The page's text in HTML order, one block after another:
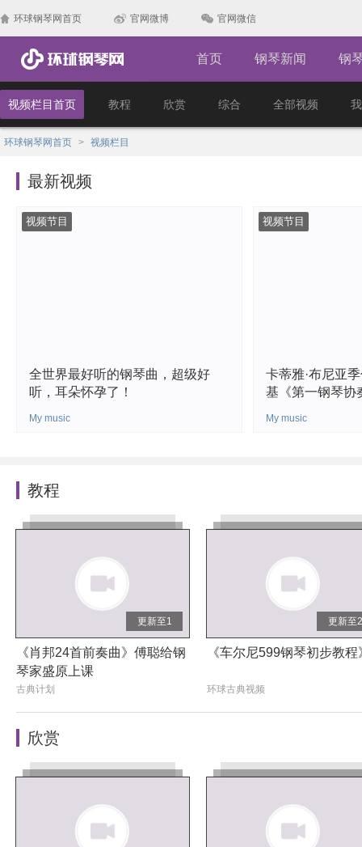
环球钢琴网首页 官网微博 官网微信
首页 钢琴新闻 钢
视频栏目首页 教程 欣赏 综合 全部视频
环球钢琴网首页 > 视频栏目
最新视频
视频节目
全世界最好听的钢琴曲，超级好
听，耳朵怀孕了！
My music
视频节目
卡蒂雅·布尼亚
基《第一钢琴协
My music
教程
更新至1
《肖邦24首前奏曲》傅聪给钢
琴家盛原上课
古典计划
更新至2
《车尔尼599钢琴初步教程
环球古典视频
欣赏